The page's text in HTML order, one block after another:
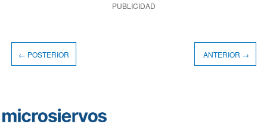
PUBLICIDAD
← POSTERIOR ANTERIOR →